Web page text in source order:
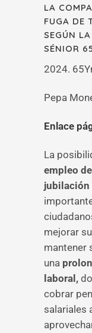
LA
FUGA DE
SEGÚN
SÉNIOR
2024.
Pepa
Enlace
La
empleo
jubilación
mejorar
mantener
una
laboral,
cobrar
salariales